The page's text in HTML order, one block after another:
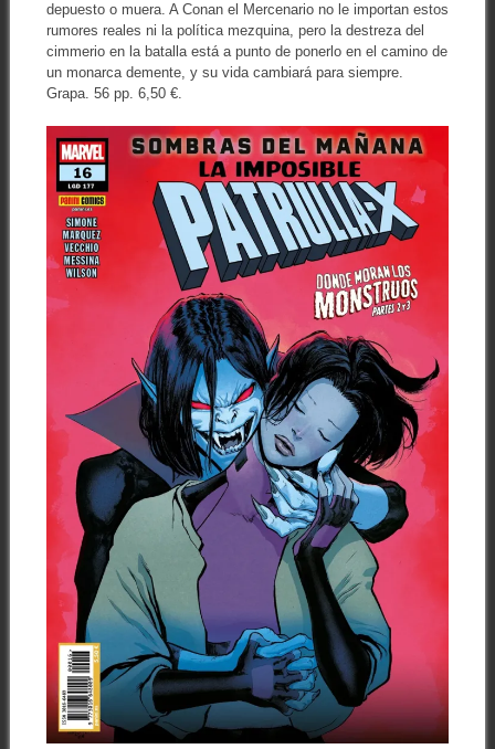
depuesto o muera. A Conan el Mercenario no le importan estos
rumores reales ni la política mezquina, pero la destreza del
cimmerio en la batalla está a punto de ponerlo en el camino de
un monarca demente, y su vida cambiará para siempre.
Grapa. 56 pp. 6,50 €.